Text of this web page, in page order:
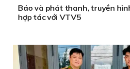
Báo và phát thanh, truyền
hợp tác với VTV5